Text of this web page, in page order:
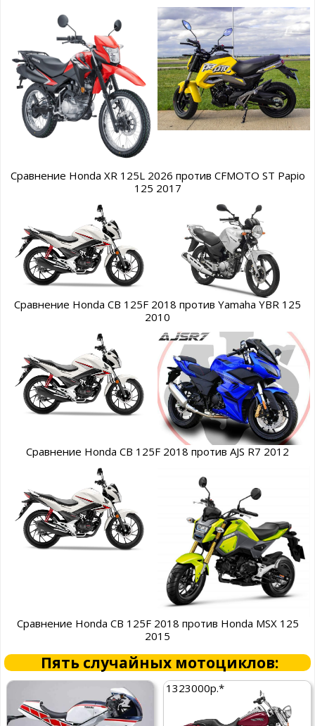
Сравнение Honda XR 125L 2026 против CFMOTO ST Papio
125 2017
Сравнение Honda CB 125F 2018 против Yamaha YBR 125
2010
Сравнение Honda CB 125F 2018 против AJS R7 2012
Сравнение Honda CB 125F 2018 против Honda MSX 125
2015
Пять случайных мотоциклов:
1323000р.*